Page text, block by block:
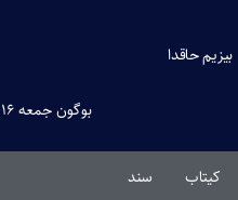
بیزیم حاقدا
بوگون جمعه ۱۶ مرداد ۱۴۰۵
کیتاب سند